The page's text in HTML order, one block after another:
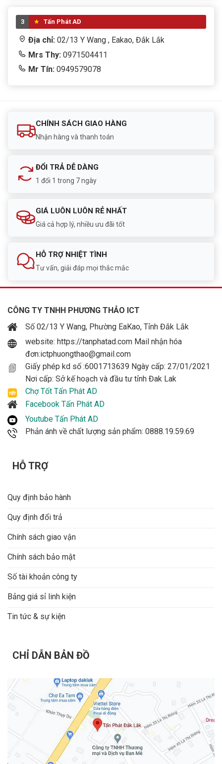
3 Tấn Phát AD
Địa chỉ: 02/13 Y Wang , Eakao, Đắk Lắk
Mrs Thy: 0971504411
Mr Tín: 0949579078
CHÍNH SÁCH GIAO HÀNG
Nhận hàng và thanh toán
ĐỔI TRẢ DỄ DÀNG
1 đổi 1 trong 7 ngày
GIÁ LUÔN LUÔN RẺ NHẤT
Giá cả hợp lý, nhiều ưu đãi tốt
HỖ TRỢ NHIỆT TÌNH
Tư vấn, giải đáp mọi thắc mắc
CÔNG TY TNHH PHƯƠNG THẢO ICT
Số 02/13 Y Wang, Phường EaKao, Tỉnh Đắk Lắk
website: https://tanphatad.com Mail nhận hóa
đơn:ictphuongthao@gmail.com
Giấy phép kd số :6001713639 Ngày cấp: 27/01/2021
Nơi cấp: Sở kế hoạch và đầu tư tỉnh Đak Lak
Chợ Tốt Tấn Phát AD
Facebook Tấn Phát AD
Youtube Tấn Phát AD
Phản ánh về chất lượng sản phẩm: 0888.19.59.69
HỖ TRỢ
Quy định bảo hành
Quy định đổi trả
Chính sách giao vận
Chính sách bảo mật
Số tài khoản công ty
Bảng giá sỉ linh kiện
Tin tức & sự kiện
CHỈ DẪN BẢN ĐỒ